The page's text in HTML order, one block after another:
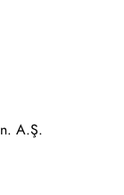
A.Ş.